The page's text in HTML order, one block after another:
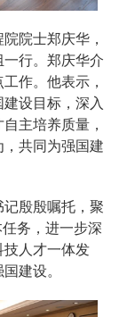
院士郑庆华，
行。郑庆华介
作。他表示，
设目标，深入
主培养质量，
共同为强国建
殷殷嘱托， 聚
务，进一步深
技人才一体发
建设。